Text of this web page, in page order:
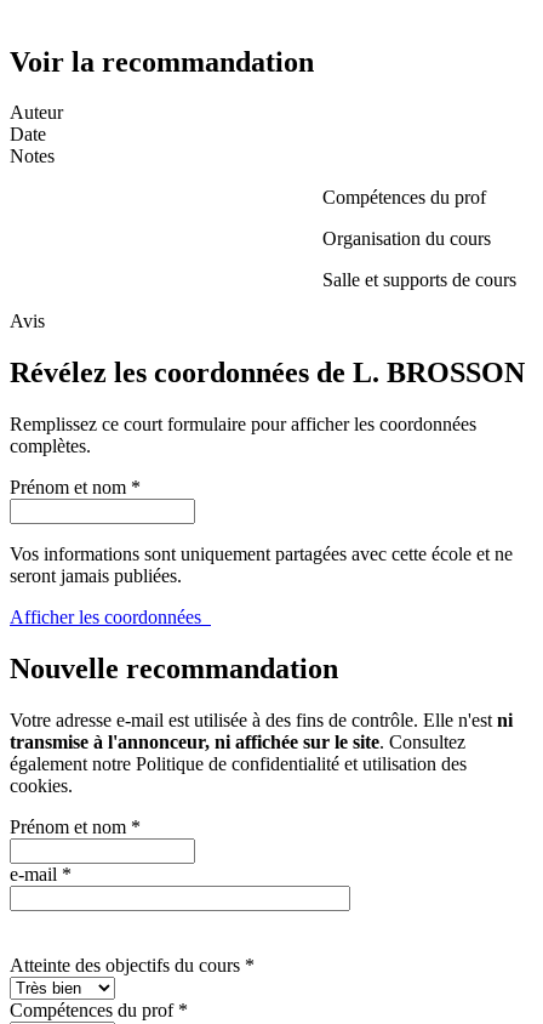
Voir la recommandation
Auteur
Date
Notes
Compétences du prof
Organisation du cours
Salle et supports de cours
Avis
Révélez les coordonnées de L. BROSSON
Remplissez ce court formulaire pour afficher les coordonnées
complètes.
Prénom et nom *
Vos informations sont uniquement partagées avec cette école et ne
seront jamais publiées.
Afficher les coordonnées
Nouvelle recommandation
Votre adresse e-mail est utilisée à des fins de contrôle. Elle n'est ni
transmise à l'annonceur, ni affichée sur le site. Consultez
également notre Politique de confidentialité et utilisation des
cookies.
Prénom et nom *
e-mail *
Atteinte des objectifs du cours *
Compétences du prof *